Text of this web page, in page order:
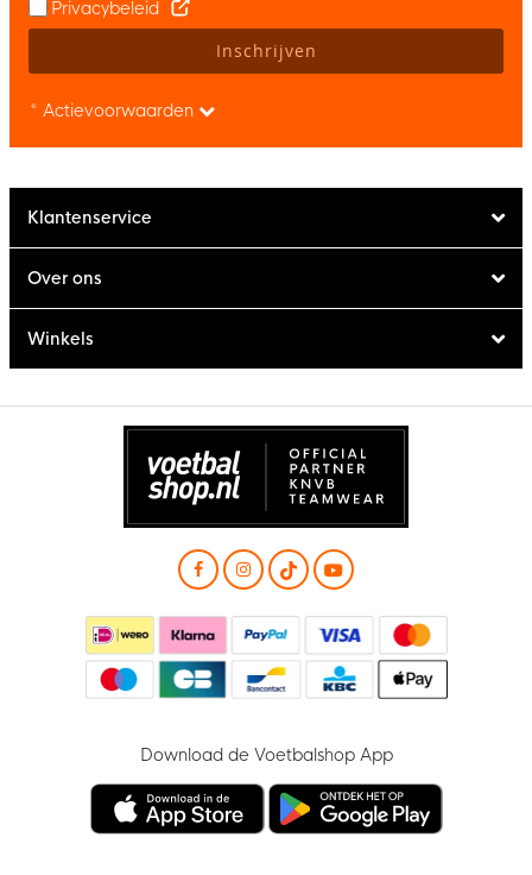
Privacybeleid
Inschrijven
* Actievoorwaarden
Klantenservice
Over ons
Winkels
Download de Voetbalshop App